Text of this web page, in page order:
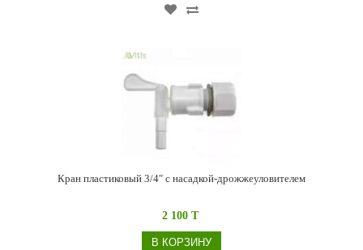
Кран пластиковый 3/4" с насадкой-дрожжеуловителем
2 100 T
В КОРЗИНУ